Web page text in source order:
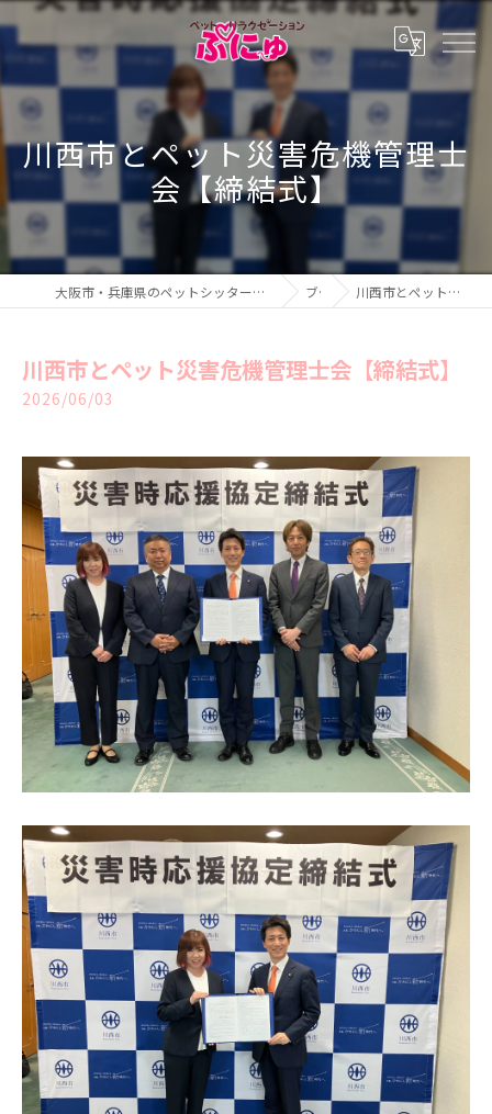
川西市とペット災害危機管理士
会【締結式】
大阪市・兵庫県のペットシッター・ペットホテル・ペットリラクゼーション ぷにゅ ブログ 川西市とペット災害危機管理士会【締結式】
川西市とペット災害危機管理士会【締結式】
2026/06/03